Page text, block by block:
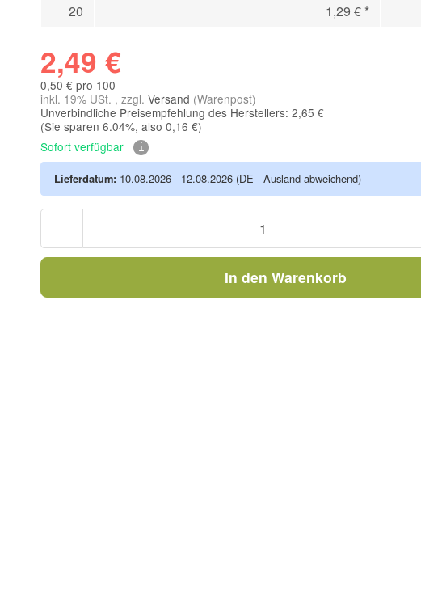
20
1,29 € *
2,49 €
0,50 € pro 100
inkl. 19% USt. , zzgl. Versand (Warenpost)
Unverbindliche Preisempfehlung des Herstellers: 2,65 €
(Sie sparen 6.04%, also 0,16 €)
Sofort verfügbar
Lieferdatum: 10.08.2026 - 12.08.2026 (DE - Ausland abweichend)
In den Warenkorb